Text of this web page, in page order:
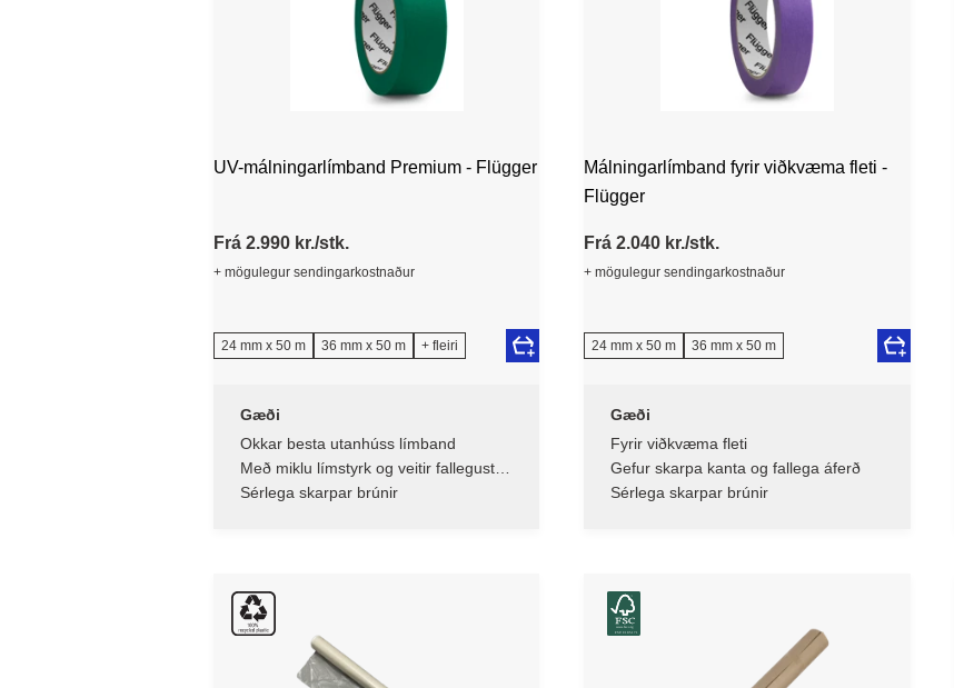
UV-málningarlímband Premium - Flügger
Frá 2.990 kr./stk.
+ mögulegur sendingarkostnaður
24 mm x 50 m 36 mm x 50 m + fleiri
Gæði
Okkar besta utanhúss límband
Með miklu límstyrk og veitir fallegustu
áferð
Sérlega skarpar brúnir
Málningarlímband fyrir viðkvæma fleti -
Flügger
Frá 2.040 kr./stk.
+ mögulegur sendingarkostnaður
24 mm x 50 m 36 mm x 50 m
Gæði
Fyrir viðkvæma fleti
Gefur skarpa kanta og fallega áferð
Sérlega skarpar brúnir